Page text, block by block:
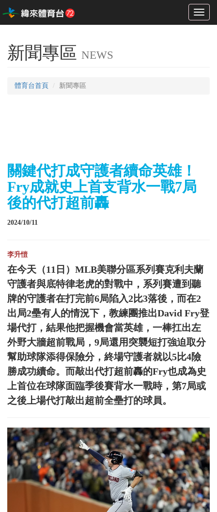
Toggle
新聞專區 NEWS
體育台首頁 新聞專區
關鍵代打成守護者續命英雄！
Fry成就史上首支背水一戰7局
後的代打超前轟
2024/10/11
李升愷
在今天（11日）MLB美聯分區系列賽克利夫蘭
守護者與底特律老虎的對戰中，系列賽遭到聽
牌的守護者在打完前6局陷入2比3落後，而在2
出局2壘有人的情況下，教練團推出David Fry登
場代打，結果他把握機會當英雄，一棒扛出左
外野大牆超前戰局，9局還用突襲短打強迫取分
幫助球隊添得保險分，終場守護者就以5比4險
勝成功續命。而敲出代打超前轟的Fry也成為史
上首位在球隊面臨季後賽背水一戰時，第7局或
之後上場代打敲出超前全壘打的球員。